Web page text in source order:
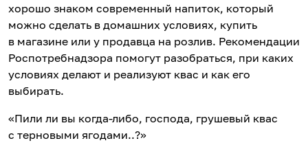
хорошо знаком современный напиток, который
можно сделать в домашних условиях, купить
в магазине или у продавца на розлив. Рекомендации
Роспотребнадзора помогут разобраться, при каких
условиях делают и реализуют квас и как его
выбирать.
«Пили ли вы когда-либо, господа, грушевый квас
с терновыми ягодами..?»